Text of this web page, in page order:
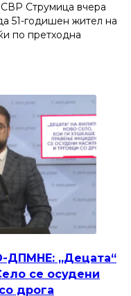
Струмица вчера
51-годишен жител на
по претходна
ДПМНЕ: „Децата“
се осудени
дрога